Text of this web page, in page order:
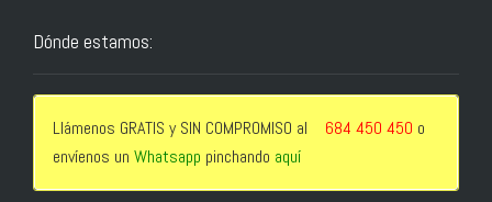
Dónde estamos:
Llámenos GRATIS y SIN COMPROMISO al 684 450 450 o
envíenos un Whatsapp pinchando aquí